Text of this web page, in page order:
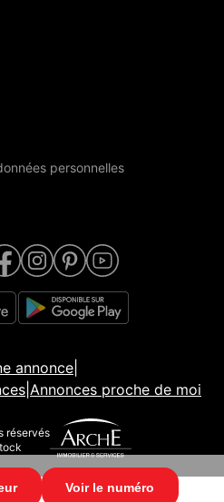
Voir le numéro
personnelles
annonce
Annonces proche de moi
réservés
| Tous droits réservés